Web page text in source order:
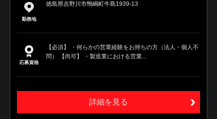
勤務地
徳島県吉野川市鴨嶋町牛島1939‐13
応募資格
【必須】 ・何らかの営業経験をお持ちの方（法人・個人不
問） 【尚可】 ・製造業における営業...
詳細を見る